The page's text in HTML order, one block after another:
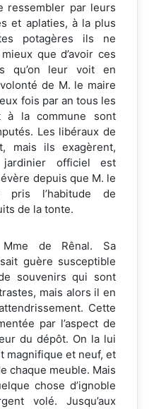
ressembler par leurs
et aplaties, à la plus
potagères ils ne
que d’avoir ces
qu’on leur voit en
de M. le maire
fois par an tous les
à la commune sont
Les libéraux de
mais ils exagèrent,
officiel est
depuis que M. le
pris l’habitude de
de la tonte.
de Rênal. Sa
guère susceptible
souvenirs qui sont
mais alors il en
Cette
par l’aspect de
du dépôt. On la lui
magnifique et neuf, et
chaque meuble. Mais
chose d’ignoble
volé. Jusqu’aux